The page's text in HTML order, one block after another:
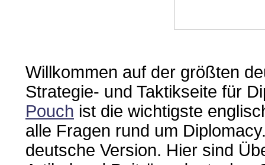
Willkommen auf der größten
Strategie- und Taktikseite für
Pouch ist die wichtigste
alle Fragen rund um
deutsche Version. Hier sind